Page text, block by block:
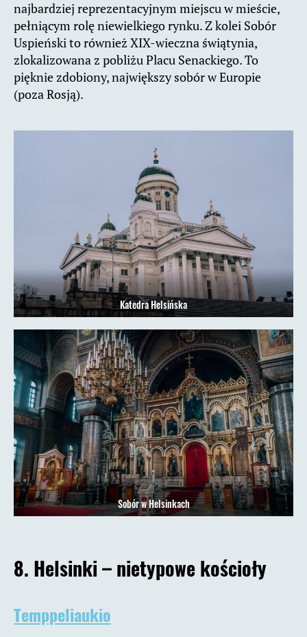
najbardziej reprezentacyjnym miejscu w mieście,
pełniącym rolę niewielkiego rynku. Z kolei Sobór
Uspieński to również XIX-wieczna świątynia,
zlokalizowana z pobliżu Placu Senackiego. To
pięknie zdobiony, największy sobór w Europie
(poza Rosją).
Katedra Helsińska
Sobór w Helsinkach
8. Helsinki – nietypowe kościoły
Temppeliaukio